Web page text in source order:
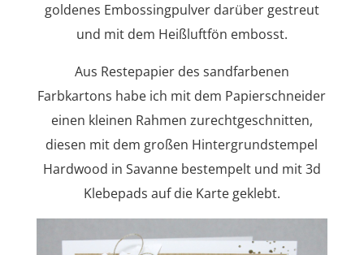
goldenes Embossingpulver darüber gestreut
und mit dem Heißluftfön embosst.
Aus Restepapier des sandfarbenen
Farbkartons habe ich mit dem Papierschneider
einen kleinen Rahmen zurechtgeschnitten,
diesen mit dem großen Hintergrundstempel
Hardwood in Savanne bestempelt und mit 3d
Klebepads auf die Karte geklebt.